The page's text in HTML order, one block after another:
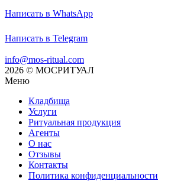
Написать в WhatsApp
Написать в Telegram
info@mos-ritual.com
2026 © МОСРИТУАЛ
Меню
Кладбища
Услуги
Ритуальная продукция
Агенты
О нас
Отзывы
Контакты
Политика конфиденциальности